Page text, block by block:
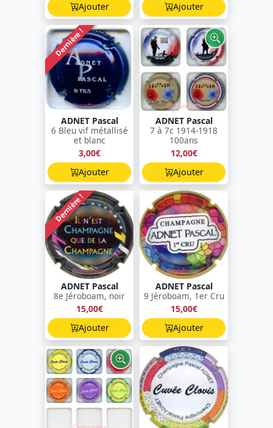
Ajouter
Ajouter
Dernière !
ADNET Pascal
6 Bleu vif métallisé
et blanc
3,00€
Ajouter
ADNET Pascal
7 à 7c 1914-1918
100ans
12,00€
Ajouter
Dernière !
ADNET Pascal
8e Jéroboam, noir
15,00€
Ajouter
ADNET Pascal
9 Jéroboam, 1er Cru
15,00€
Ajouter